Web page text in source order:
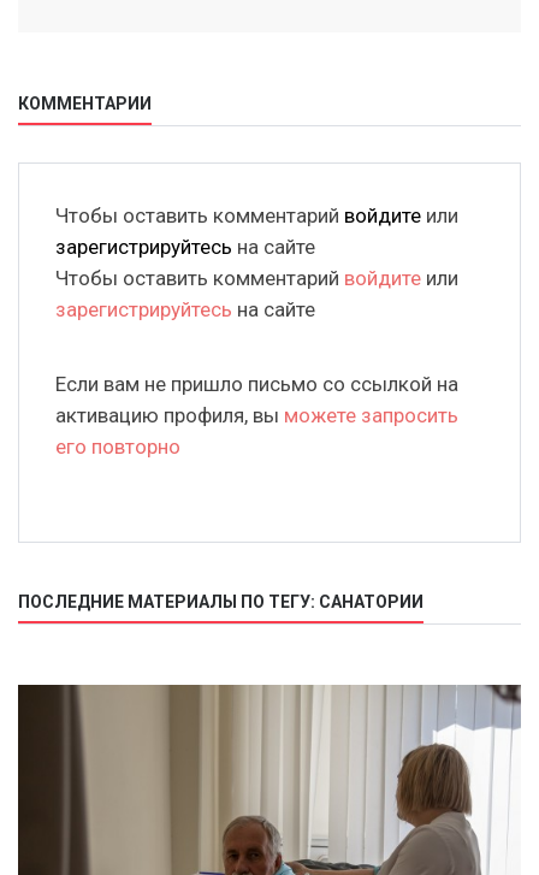
КОММЕНТАРИИ
Чтобы оставить комментарий войдите или
зарегистрируйтесь на сайте
Чтобы оставить комментарий войдите или
зарегистрируйтесь на сайте
Если вам не пришло письмо со ссылкой на
активацию профиля, вы можете запросить
его повторно
ПОСЛЕДНИЕ МАТЕРИАЛЫ ПО ТЕГУ: САНАТОРИИ